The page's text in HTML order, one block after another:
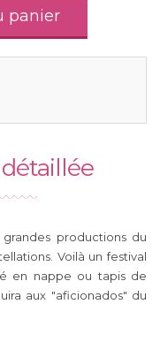
panier
productions du
Voilà un festival
en nappe ou tapis de
aux "aficionados" du